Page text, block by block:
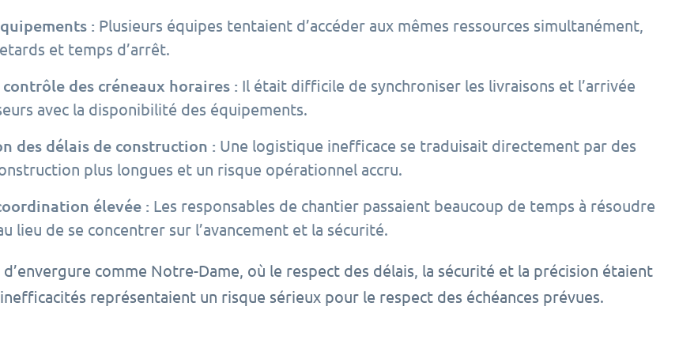
: Plusieurs équipes tentaient d’accéder aux mêmes ressources simultanément,
et temps d’arrêt.
contrôle des créneaux horaires : Il était difficile de synchroniser les livraisons et l’arrivée
avec la disponibilité des équipements.
des délais de construction : Une logistique inefficace se traduisait directement par des
plus longues et un risque opérationnel accru.
élevée : Les responsables de chantier passaient beaucoup de temps à résoudre
lieu de se concentrer sur l’avancement et la sécurité.
comme Notre-Dame, où le respect des délais, la sécurité et la précision étaient
représentaient un risque sérieux pour le respect des échéances prévues.